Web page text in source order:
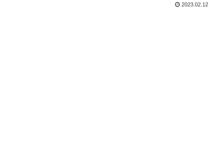
2023.02.12